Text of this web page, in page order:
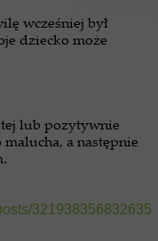
wcześniej był
dziecko może
lub pozytywnie
a następnie
321938356832635